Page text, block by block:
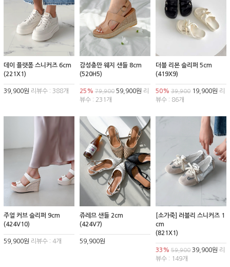
데이 플랫폼 스니커즈 6cm
(221X1)
39,900원 리뷰수 : 388개
감성충만 웨지 샌들 8cm
(520H5)
25% 79,90059,900원 리
뷰수 : 231개
더블 리본 슬리퍼 5cm
(419X9)
50% 39,90019,900원 리
뷰수 : 86개
주얼 커브 슬리퍼 9cm
(424V10)
59,900원 리뷰수 : 4개
쥬레므 샌들 2cm
(424V7)
59,900원
[소가죽] 러블리 스니커즈 1
cm
(821X1)
33% 59,90039,900원 리
뷰수 : 149개